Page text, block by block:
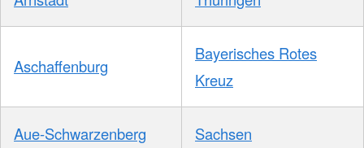
Aschaffenburg
Bayerisches Rotes
Kreuz
Aue-Schwarzenberg Sachsen